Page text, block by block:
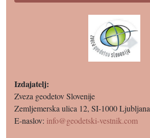
Izdajatelj:
Zveza geodetov Slovenije
Zemljemerska ulica 12, SI-1000 Ljubljana
E-naslov: info@geodetski-vestnik.com